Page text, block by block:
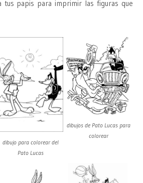
tus papis para imprimir las figuras que
dibujo para colorear del
Pato Lucas
dibujos de Pato Lucas para
colorear